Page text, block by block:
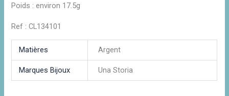
Poids : environ 17.5g
Ref : CL134101
Matières Argent
Marques Bijoux Una Storia